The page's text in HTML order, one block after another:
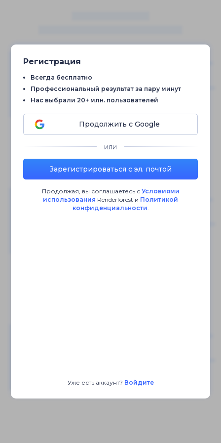
Регистрация
Всегда бесплатно
Профессиональный результат за пару минут
Нас выбрали 20+ млн. пользователей
Продолжить с Google
или
Зарегистрироваться с эл. почтой
Продолжая, вы соглашаетесь с Условиями
использования Renderforest и Политикой
конфиденциальности
Уже есть аккаунт? Войдите